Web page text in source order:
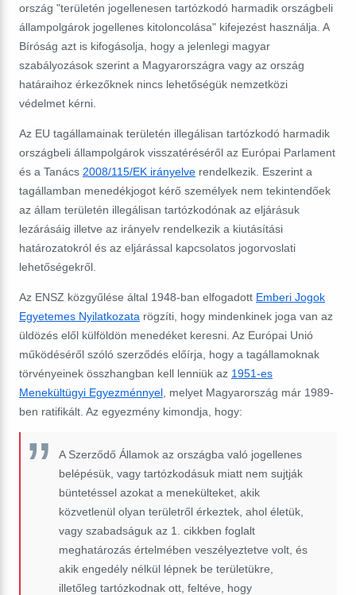
ország "területén jogellenesen tartózkodó harmadik országbeli
állampolgárok jogellenes kitoloncolása" kifejezést használja. A
Bíróság azt is kifogásolja, hogy a jelenlegi magyar
szabályozások szerint a Magyarországra vagy az ország
határaihoz érkezőknek nincs lehetőségük nemzetközi
védelmet kérni.
Az EU tagállamainak területén illegálisan tartózkodó harmadik
országbeli állampolgárok visszatéréséről az Európai Parlament
és a Tanács 2008/115/EK irányelve rendelkezik. Eszerint a
tagállamban menedékjogot kérő személyek nem tekintendőek
az állam területén illegálisan tartózkodónak az eljárásuk
lezárásáig illetve az irányelv rendelkezik a kiutásítási
határozatokról és az eljárással kapcsolatos jogorvoslati
lehetőségekről.
Az ENSZ közgyűlése által 1948-ban elfogadott Emberi Jogok
Egyetemes Nyilatkozata rögzíti, hogy mindenkinek joga van az
üldözés elől külföldön menedéket keresni. Az Európai Unió
működéséről szóló szerződés előírja, hogy a tagállamoknak
törvényeinek összhangban kell lenniük az 1951-es
Menekültügyi Egyezménnyel , melyet Magyarország már 1989-
ben ratifikált. Az egyezmény kimondja, hogy:
A Szerződő Államok az országba való jogellenes
belépésük, vagy tartózkodásuk miatt nem sujtják
büntetéssel azokat a menekülteket, akik
közvetlenül olyan területről érkeztek, ahol életük,
vagy szabadságuk az 1. cikkben foglalt
meghatározás értelmében veszélyeztetve volt, és
akik engedély nélkül lépnek be területükre,
illetőleg tartózkodnak ott, feltéve, hogy